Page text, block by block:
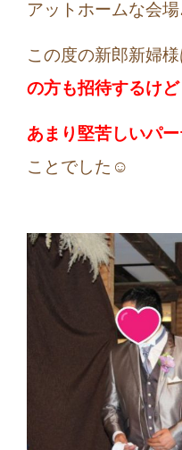
アットホームな会場
この度の新郎新婦様
の方も招待するけど
あまり堅苦しいパ
ことでした☺